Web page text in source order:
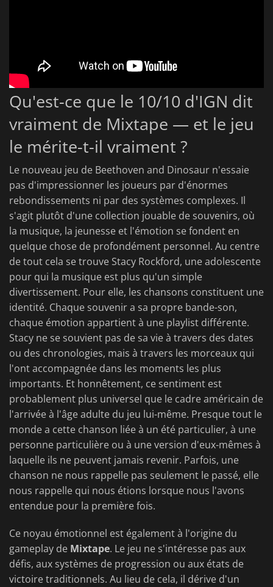
Qu'est-ce que le 10/10 d'IGN dit
vraiment de Mixtape — et le jeu
le mérite-t-il vraiment ?
Le nouveau jeu de Beethoven and Dinosaur n'essaie
pas d'impressionner les joueurs par d'énormes
rebondissements ni par des systèmes complexes. Il
s'agit plutôt d'une collection jouable de souvenirs, où
la musique, la jeunesse et l'émotion se fondent en
quelque chose de profondément personnel. Au centre
de tout cela se trouve Stacy Rockford, une adolescente
pour qui la musique est plus qu'un simple
divertissement. Pour elle, les chansons constituent une
identité. Chaque souvenir a sa propre bande-son,
chaque émotion appartient à une playlist différente.
Stacy ne se souvient pas de sa vie à travers des dates
ou des chronologies, mais à travers les morceaux qui
l'ont accompagnée dans les moments les plus
importants. Et honnêtement, ce sentiment est
probablement plus universel que le cadre américain de
l'arrivée à l'âge adulte du jeu lui-même. Presque tout le
monde a cette chanson liée à un été particulier, à une
personne particulière ou à une version d'eux-mêmes à
laquelle ils ne peuvent jamais revenir. Parfois, une
chanson ne nous rappelle pas seulement le passé, elle
nous rappelle qui nous étions lorsque nous l'avons
entendue pour la première fois.
Ce noyau émotionnel est également à l'origine du
gameplay de Mixtape. Le jeu ne s'intéresse pas aux
défis, aux systèmes de progression ou aux états de
victoire traditionnels. Au lieu de cela, il dérive d'un